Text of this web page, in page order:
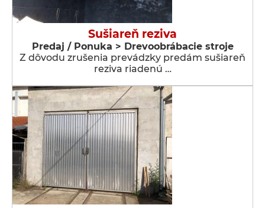
Sušiareň reziva
Predaj / Ponuka > Drevoobrábacie stroje
Z dôvodu zrušenia prevádzky predám sušiareň
reziva riadenú …